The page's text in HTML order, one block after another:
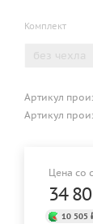
Комплект
без чехла
Артикул
Артикул
Цена со
34
10 505